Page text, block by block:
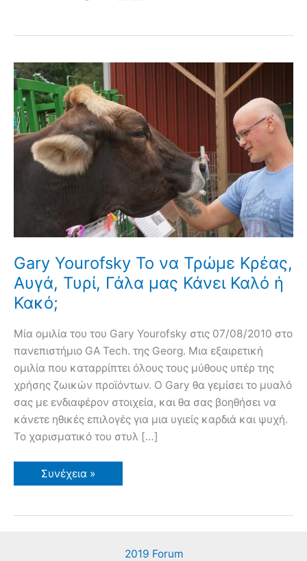
Gary Yourofsky Το να Τρώμε Κρέας,
Αυγά, Τυρί, Γάλα μας Κάνει Καλό ή
Κακό;
Μία ομιλία του του Gary Yourofsky στις 07/08/2010 στο
πανεπιστήμιο GA Tech. της Georg. Μια εξαιρετική
ομιλία που καταρρίπτει όλους τους μύθους υπέρ της
χρήσης ζωικών προϊόντων. Ο Gary θα γεμίσει το μυαλό
σας με ενδιαφέρον στοιχεία, και θα σας βοηθήσει να
κάνετε ηθικές επιλογές για μια υγιείς καρδιά και ψυχή.
Το χαρισματικό του στυλ […]
Gary
Yourofsky
Τρώμε
Συνέχεια »
2019 Forum